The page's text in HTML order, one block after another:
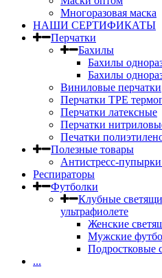
Многоразовая маска
НАШИ СЕРТИФИКАТЫ
Перчатки
Бахилы
Бахилы
Бахилы
Виниловые перчатки
Перчатки TPE
Перчатки латексные
Перчатки
Печатки
Полезные товары
Антистресс-
Респираторы
Футболки
Клубные
ультрафиолете
Женские
Мужские
Подростковые
...